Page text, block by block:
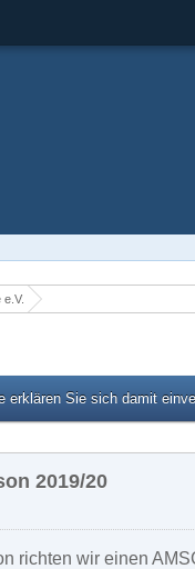
Sie sich damit
2019/20
richten wir einen